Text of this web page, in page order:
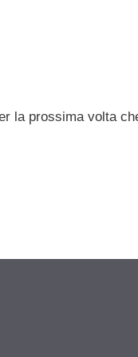
la prossima volta